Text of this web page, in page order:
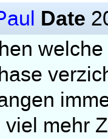
Date
viel mehr